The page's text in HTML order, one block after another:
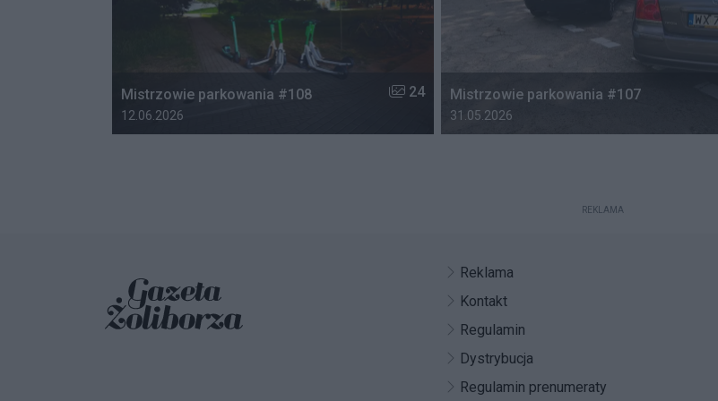
Mistrzowie parkowania #108 Liczba zdjęć w galerii:
24
Data dodania galerii:
12.06.2026
Mistrzowie parkowania #107
Data dodania galerii:
31.05.2026
REKLAMA
Reklama
Kontakt
Regulamin
Dystrybucja
Regulamin prenumeraty